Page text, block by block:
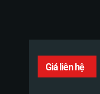
Giá liên hệ